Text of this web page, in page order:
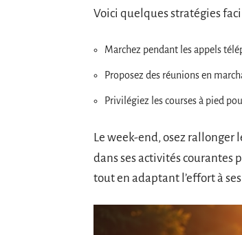
Voici quelques stratégies
Marchez pendant les appels
Proposez des réunions en
Privilégiez les courses à pied
Le week-end, osez rallonger
dans ses activités courantes
tout en adaptant l’effort à